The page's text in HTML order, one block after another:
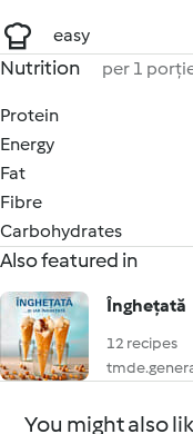
easy
Nutrition per 1
Protein
Energy
Fat
Fibre
Carbohydrates
Also featured in
Înghețată
12 recipes
You might also